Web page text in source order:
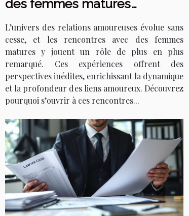
des femmes matures
amoureuses ?
L’univers des relations amoureuses évolue sans
cesse, et les rencontres avec des femmes
matures y jouent un rôle de plus en plus
remarqué. Ces expériences offrent des
perspectives inédites, enrichissant la dynamique
et la profondeur des liens amoureux. Découvrez
pourquoi s’ouvrir à ces rencontres...